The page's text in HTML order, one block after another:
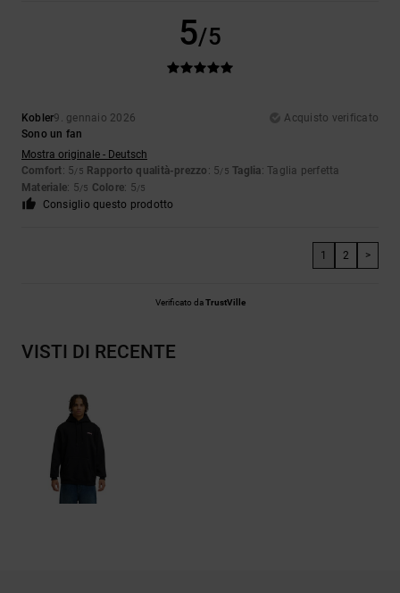
5/5
Kobler9. gennaio 2026
Acquisto verificato
Sono un fan
Mostra originale - Deutsch
Comfort: 5/5 Rapporto qualità-prezzo : 5/5 Taglia: Taglia perfetta
Materiale: 5/5 Colore: 5/5
Consiglio questo prodotto
1 2 >
Verificato daTrustVille
VISTI DI RECENTE